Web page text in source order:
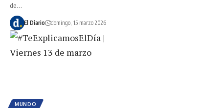
de…
El Diario domingo, 15 marzo 2026
MUNDO